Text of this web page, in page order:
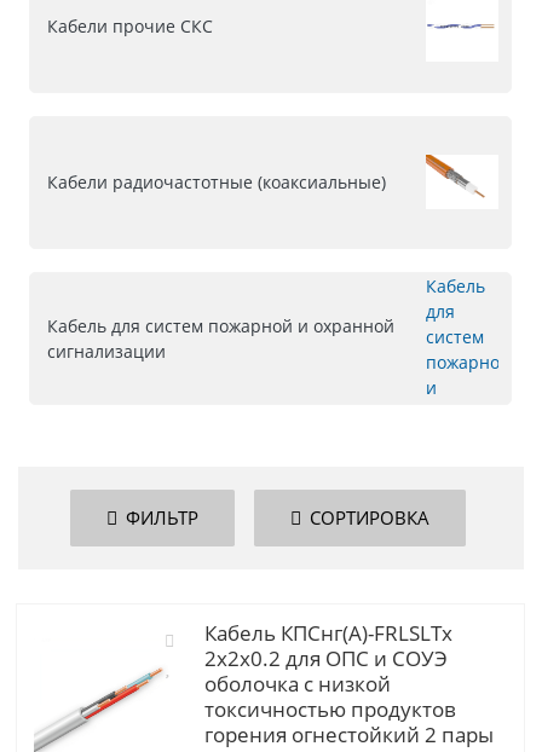
Кабели прочие СКС
Кабели радиочастотные (коаксиальные)
Кабель для систем пожарной и охранной
сигнализации
ФИЛЬТР СОРТИРОВКА
Кабель КПСнг(А)-FRLSLTx
2х2х0.2 для ОПС и СОУЭ
оболочка с низкой
токсичностью продуктов
горения огнестойкий 2 пары